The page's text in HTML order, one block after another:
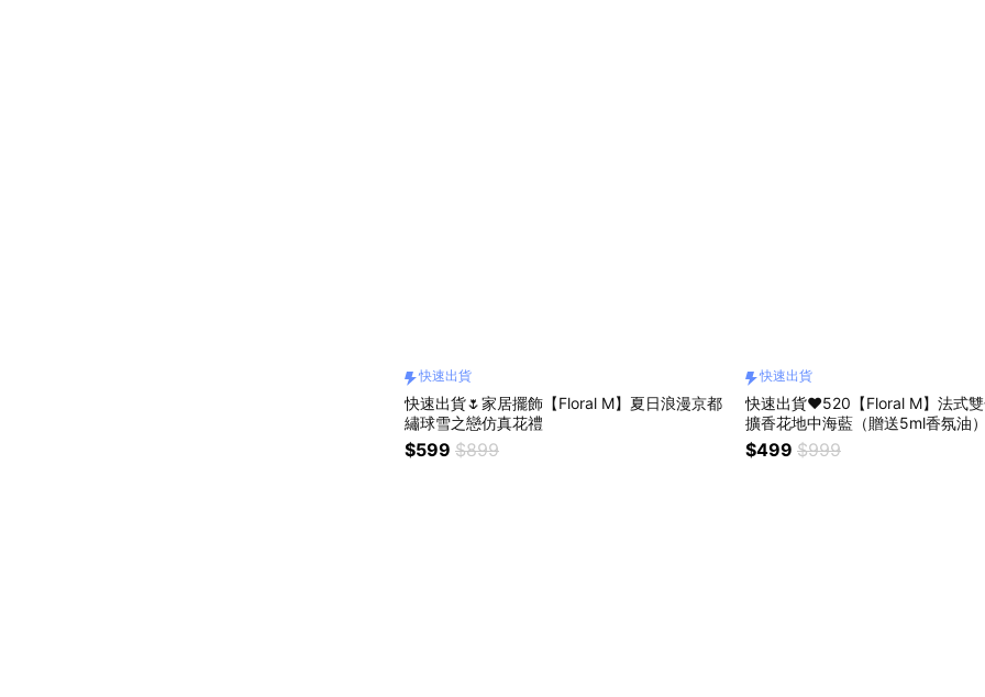
快速出貨
快速出貨🌷家居擺飾【Floral M】夏日浪漫京都
繡球雪之戀仿真花禮
$599 $899
快速出貨
快速出貨❤️520【Floral M】法式
擴香花地中海藍（贈送5ml香氛油
快樂
$499 $999